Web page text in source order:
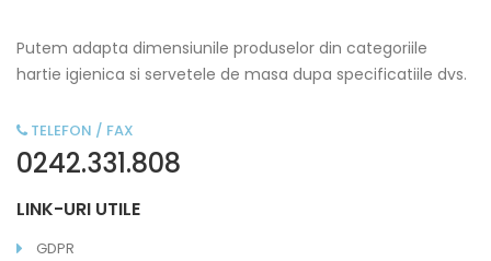
Putem adapta dimensiunile produselor din categoriile
hartie igienica si servetele de masa dupa specificatiile dvs.
TELEFON / FAX
0242.331.808
LINK-URI UTILE
GDPR